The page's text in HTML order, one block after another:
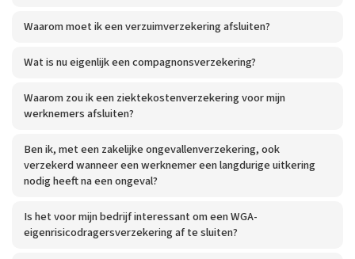
Waarom moet ik een verzuimverzekering afsluiten?
Wat is nu eigenlijk een compagnonsverzekering?
Waarom zou ik een ziektekostenverzekering voor mijn
werknemers afsluiten?
Ben ik, met een zakelijke ongevallenverzekering, ook
verzekerd wanneer een werknemer een langdurige uitkering
nodig heeft na een ongeval?
Is het voor mijn bedrijf interessant om een WGA-
eigenrisicodragersverzekering af te sluiten?